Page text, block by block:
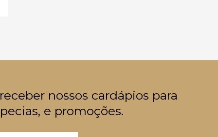
nossos cardápios para
e promoções.